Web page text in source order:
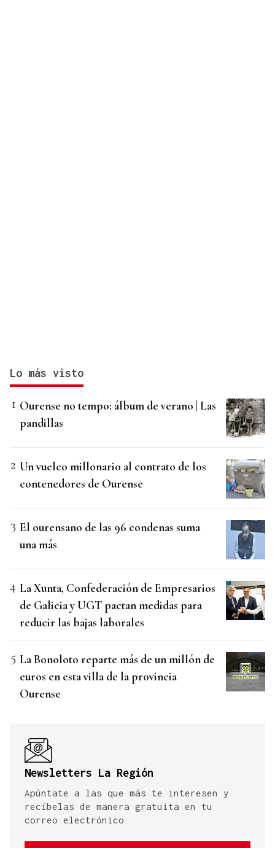
Lo más visto
Ourense no tempo: álbum de verano | Las
pandillas
Un vuelco millonario al contrato de los
contenedores de Ourense
El ourensano de las 96 condenas suma
una más
La Xunta, Confederación de Empresarios
de Galicia y UGT pactan medidas para
reducir las bajas laborales
La Bonoloto reparte más de un millón de
euros en esta villa de la provincia
Ourense
Newsletters La Región
Apúntate a las que más te interesen y
recíbelas de manera gratuita en tu
correo electrónico